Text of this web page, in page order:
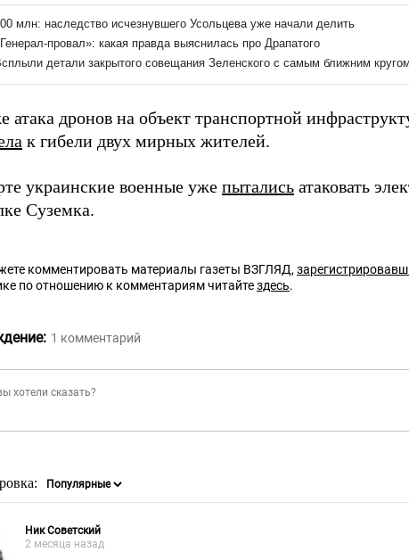
атака дронов на объект транспортной
к гибели двух мирных жителей.
украинские военные уже пытались атаковать
Суземка.
комментировать материалы газеты ВЗГЛЯД,
по отношению к комментариям читайтездесь.
1 комментарий
Ник Советский
2 месяца назад